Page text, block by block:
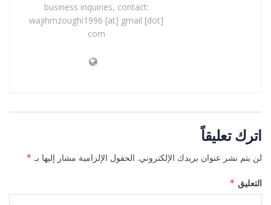
business inquiries, contact:
wajihmzoughi1996 [at] gmail [dot]
com
اترك تعليقاً
لن يتم نشر عنوان بريدك الإلكتروني. الحقول الإلزامية مشار إليها بـ *
التعليق *